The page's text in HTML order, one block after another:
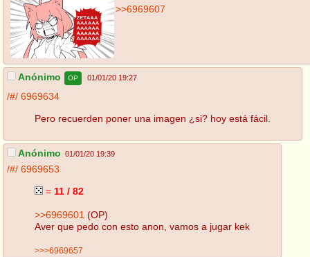
>>6969607
Anónimo OP 01/01/20 19:27
/#/ 6969634
Pero recuerden poner una imagen ¿si? hoy está fácil.
Anónimo 01/01/20 19:39
/#/ 6969653
= 11 / 82
>>6969601 (OP)
Aver que pedo con esto anon, vamos a jugar kek
>>>6969657